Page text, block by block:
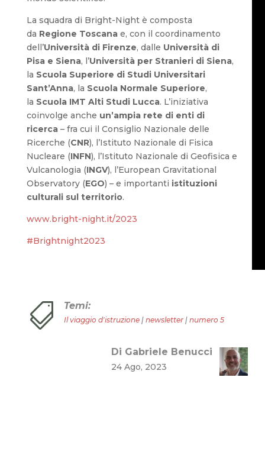
La squadra di Bright-Night è composta
da Regione Toscanae, con il coordinamento
dell’Università di Firenze, dalle Università di
Pisa e Siena, l’Università per Stranieri di Siena,
la Scuola Superiore di Studi Universitari
Sant’Anna, la Scuola Normale Superiore,
la Scuola IMT Alti Studi Lucca. L’iniziativa
coinvolge anche un’ampia rete di enti di
ricerca– fra cui il Consiglio Nazionale delle
Ricerche (CNR), l’Istituto Nazionale di Fisica
Nucleare (INFN), l’Istituto Nazionale di Geofisica e
Vulcanologia (INGV), l’European Gravitational
Observatory (EGO) – e importanti istituzioni
culturali sul territorio.
www.bright-night.it/2023
#Brightnight2023
 Temi:
Il viaggio d'istruzione| newsletter| numero 5
Di Gabriele Benucci
24 Ago, 2023